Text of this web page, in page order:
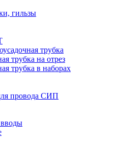
гильзы
трубка
трубка на отрез
трубка в наборах
провода СИП